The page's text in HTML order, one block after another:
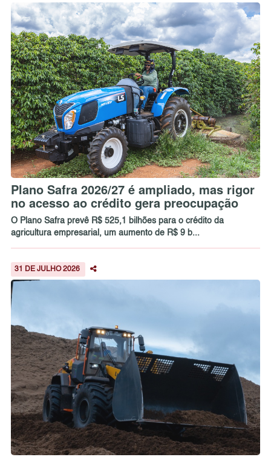
Plano Safra 2026/27 é ampliado, mas rigor
no acesso ao crédito gera preocupação
O Plano Safra prevê R$ 525,1 bilhões para o crédito da
agricultura empresarial, um aumento de R$ 9 b...
31 DE JULHO 2026